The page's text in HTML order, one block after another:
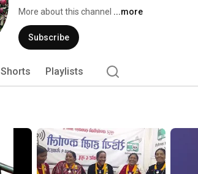
More about this channel ...more
Subscribe
Shorts Playlists